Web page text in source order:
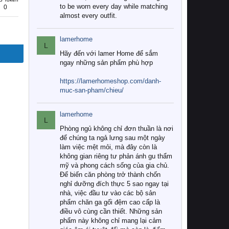
0
to be worn every day while matching
almost every outfit.
L
lamerhome
Hãy đến với lamer Home để sắm
ngay những sản phẩm phù hợp
https://lamerhomeshop.com/danh-
muc-san-pham/chieu/
L
lamerhome
Phòng ngủ không chỉ đơn thuần là nơi
để chúng ta ngả lưng sau một ngày
làm việc mệt mỏi, mà đây còn là
không gian riêng tư phản ánh gu thẩm
mỹ và phong cách sống của gia chủ.
Để biến căn phòng trở thành chốn
nghỉ dưỡng đích thực 5 sao ngay tại
nhà, việc đầu tư vào các bộ sản
phẩm chăn ga gối đệm cao cấp là
điều vô cùng cần thiết. Những sản
phẩm này không chỉ mang lại cảm